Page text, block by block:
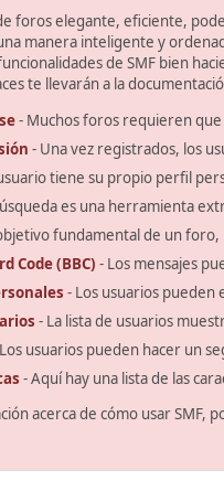
foros elegante, eficiente,
manera inteligente y
de SMF bien
te llevarán a la
- Muchos foros requieren
- Una vez registrados, los
tiene su propio perfil
es una herramienta
fundamental de un
Code (BBC) - Los mensajes
- Los usuarios pueden
- La lista de usuarios
usuarios pueden hacer un
- Aquí hay una lista de las
acerca de cómo usar SMF,